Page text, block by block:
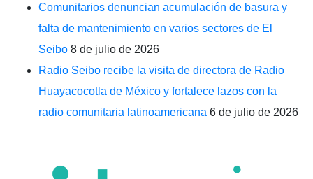
Comunitarios denuncian acumulación de basura y
falta de mantenimiento en varios sectores de El
Seibo 8 de julio de 2026
Radio Seibo recibe la visita de directora de Radio
Huayacocotla de México y fortalece lazos con la
radio comunitaria latinoamericana 6 de julio de 2026